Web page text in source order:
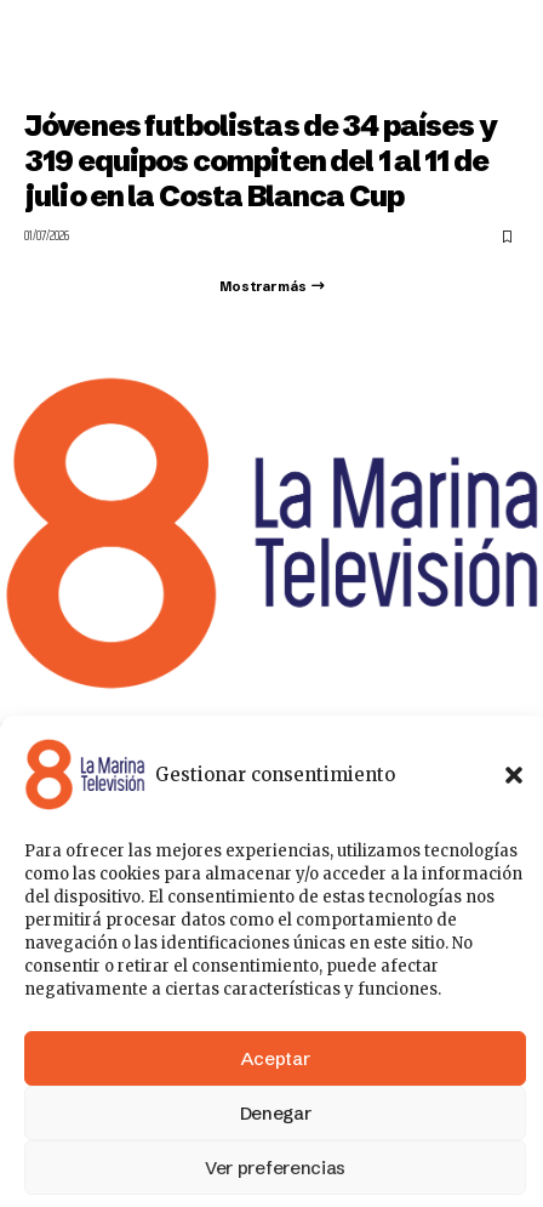
Gestionar consentimiento
Para ofrecer las mejores experiencias, utilizamos tecnologías
como las cookies para almacenar y/o acceder a la información
del dispositivo. El consentimiento de estas tecnologías nos
permitirá procesar datos como el comportamiento de
navegación o las identificaciones únicas en este sitio. No
consentir o retirar el consentimiento, puede afectar
negativamente a ciertas características y funciones.
Aceptar
Denegar
Ver preferencias
Jóvenes futbolistas de 34 países y
319 equipos compiten del 1 al 11 de
julio en la Costa Blanca Cup
01/07/2026
Mostrar más
8 La Marina Televisión cuenta con una amplia gama de
programas para satisfacer las necesidades y gustos de cualquier
persona, entre los que se encuentran programas de ámbito
político , de noticias, deportes, fiestas y eventos… para estar a la
última de todo lo que acontece en nuestra comarca.
Sobre nosotros
Acceder
Contáctanos Publicítate con nosotros
Política de Privacidad
Política de Cookies
148k 41